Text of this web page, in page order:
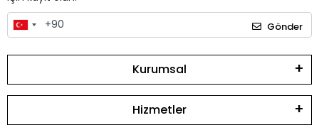
Gönder
Kurumsal
Hizmetler